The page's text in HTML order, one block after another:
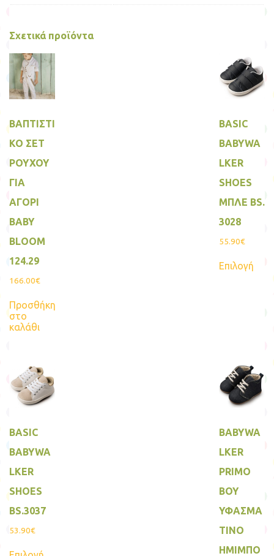
Σχετικά προϊόντα
ΒΑΠΤΙΣΤΙ
ΚΟ ΣΕΤ
ΡΟΥΧΟΥ
ΓΙΑ
ΑΓΟΡΙ
BABY
BLOOM
124.29
166.00€
Προσθήκη
στο
καλάθι
BASIC
BABYWA
LKER
SHOES
ΜΠΛΕ BS.
3028
55.90€
Επιλογήτο
στη
του
BASIC
BABYWA
LKER
SHOES
BS.3037
53.90€
BABYWA
LKER
PRIMO
BOY
ΥΦΑΣΜΑ
ΤΙΝΟ
ΗΜΙΜΠΟ